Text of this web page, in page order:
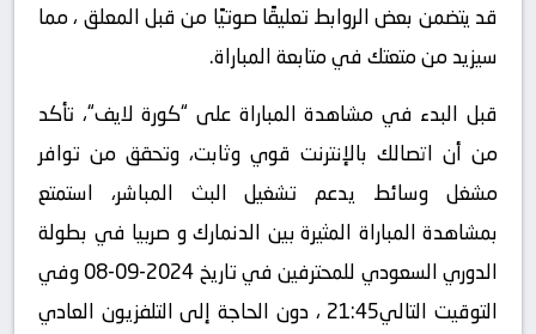
قد يتضمن بعض الروابط تعليقًا صوتيًا من قبل المعلق ، مما
سيزيد من متعتك في متابعة المباراة.
قبل البدء في مشاهدة المباراة على “كورة لايف“، تأكد
من أن اتصالك بالإنترنت قوي وثابت، وتحقق من توافر
مشغل وسائط يدعم تشغيل البث المباشر، استمتع
بمشاهدة المباراة المثيرة بين الدنمارك و صربيا في بطولة
الدوري السعودي للمحترفين في تاريخ 2024-09-08 وفي
التوقيت التالي21:45 ، دون الحاجة إلى التلفزيون العادي